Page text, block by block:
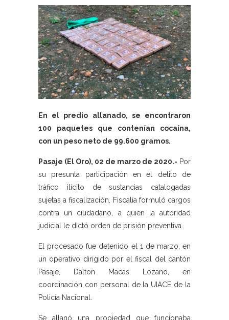
En el predio allanado, se encontraron
100 paquetes que contenían cocaína,
con un peso neto de 99.600 gramos.
Pasaje (El Oro), 02 de marzo de 2020.- Por
su presunta participación en el delito de
tráfico ilícito de sustancias catalogadas
sujetas a fiscalización, Fiscalía formuló cargos
contra un ciudadano, a quien la autoridad
judicial le dictó orden de prisión preventiva.
El procesado fue detenido el 1 de marzo, en
un operativo dirigido por el fiscal del cantón
Pasaje, Dalton Macas Lozano, en
coordinación con personal de la UIACE de la
Policía Nacional.
Se allanó una propiedad que funcionaba